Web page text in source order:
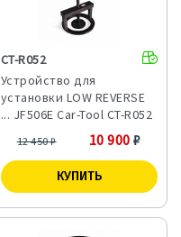
CT-R052
Устройство для
установки LOW REVERSE
... JF506E Car-Tool CT-R052
12 450₽ 10 900₽